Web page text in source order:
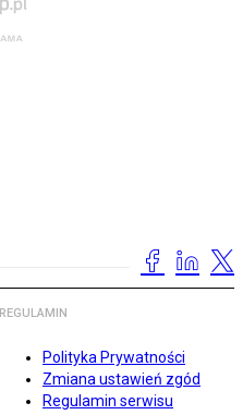
REGULAMIN
Polityka Prywatności
Zmiana ustawień zgód
Regulamin serwisu